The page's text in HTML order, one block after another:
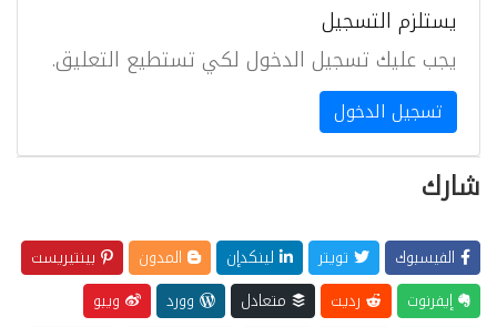
يستلزم التسجيل
يجب عليك تسجيل الدخول لكي تستطيع التعليق.
تسجيل الدخول
شارك
الفيسبوك تويتر لينكدإن المدون
بينتيريست
إيفرنوت
رديت متعادل وورد
ويبو